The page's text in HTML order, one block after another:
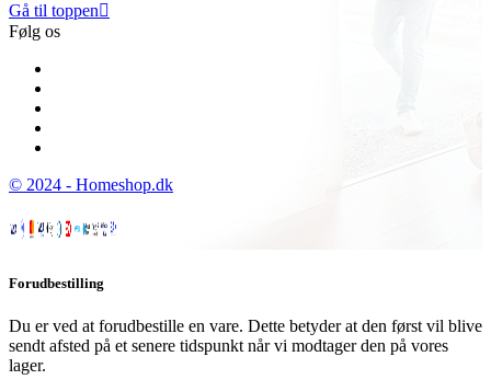
Gå til toppen
Følg os
© 2024 - Homeshop.dk
Forudbestilling
Du er ved at forudbestille en vare. Dette betyder at den først vil blive
sendt afsted på et senere tidspunkt når vi modtager den på vores
lager.